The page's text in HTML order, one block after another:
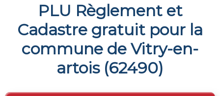
PLU Règlement et
Cadastre gratuit pour la
commune de Vitry-en-
artois(62490)